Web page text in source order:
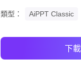
類型： AiPPT Classic
下載